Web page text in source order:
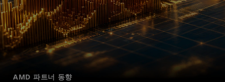
AMD 파트너 동향